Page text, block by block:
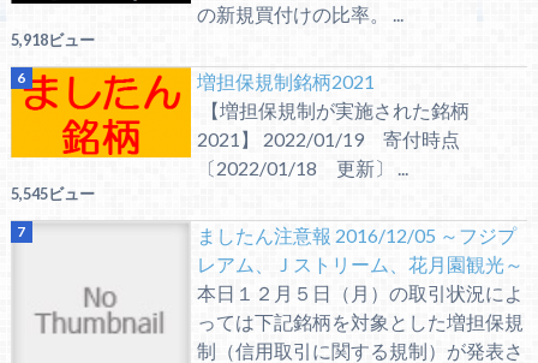
の新規買付けの比率。 ...
5,918ビュー
増担保規制銘柄2021
【増担保規制が実施された銘柄
2021】 2022/01/19 寄付時点
〔2022/01/18 更新〕 ...
5,545ビュー
ましたん注意報 2016/12/05 ～フジプ
レアム、Ｊストリーム、花月園観光～
本日１２月５日（月）の取引状況によ
っては下記銘柄を対象とした増担保規
制（信用取引に関する規制）が発表さ